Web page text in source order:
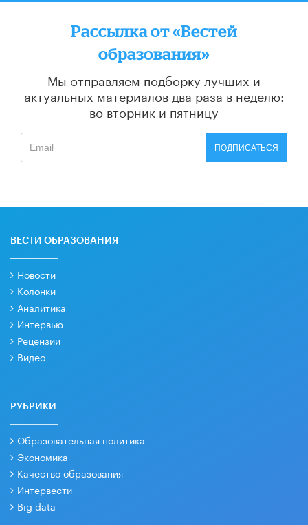
Рассылка от «Вестей
образования»
Мы отправляем подборку лучших и
актуальных материалов два раза в неделю:
во вторник и пятницу
ПОДПИСАТЬСЯ
ВЕСТИ ОБРАЗОВАНИЯ
Новости
Колонки
Аналитика
Интервью
Рецензии
Видео
РУБРИКИ
Образовательная политика
Экономика
Качество образования
Интервести
Big data